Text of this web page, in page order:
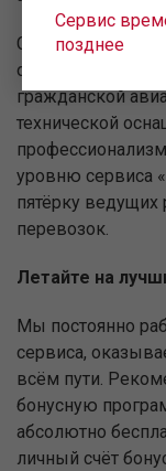
Сегодня наша
одной из самых
гражданской
технической
уровню сервиса
пятёрку ведущих
перевозок.
Летайте на
Мы постоянно
сервиса,
всём пути.
бонусную
абсолютно
личный счёт
Сервис
позднее